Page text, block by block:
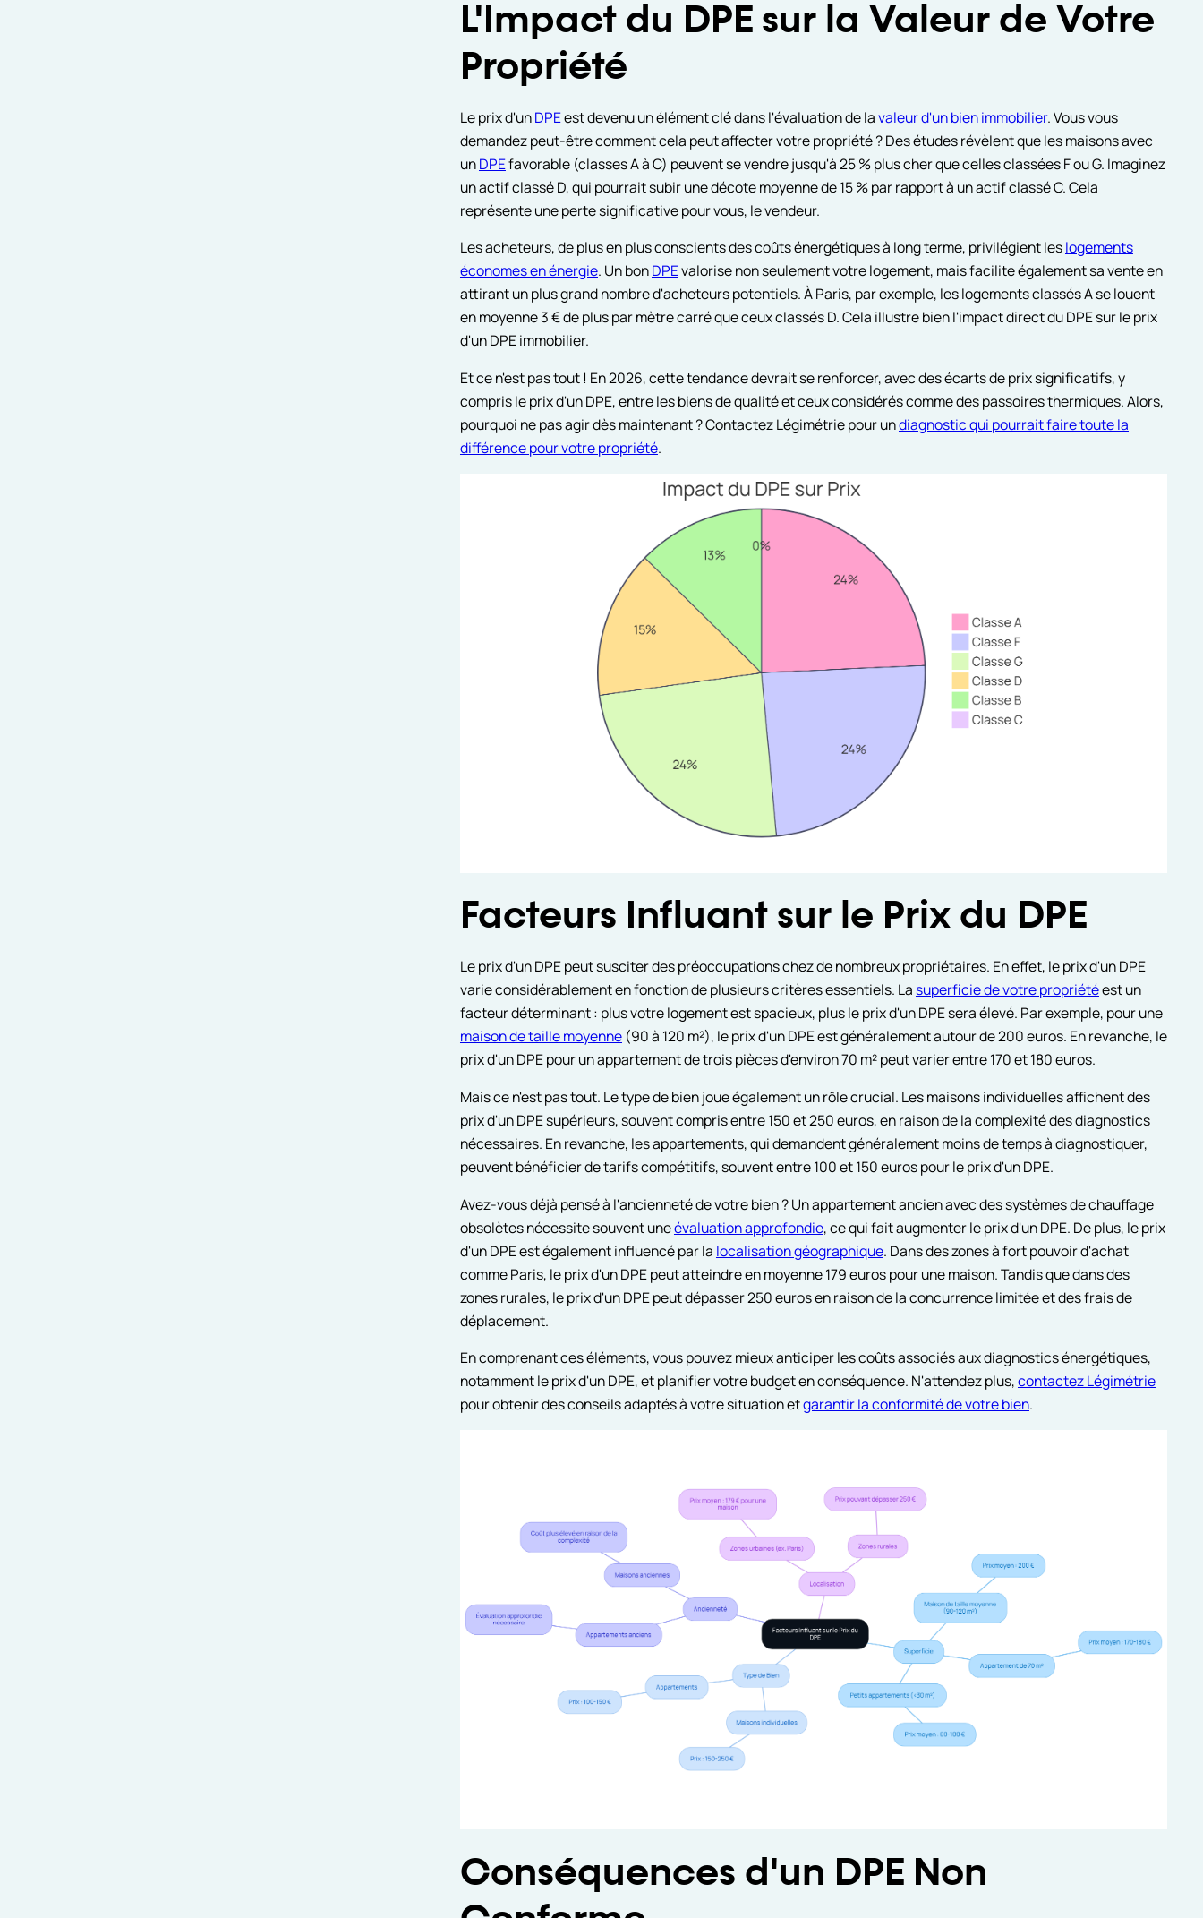
L'Impact du DPE sur la Valeur de Votre
Propriété
Le prix d'unDPEest devenu un élément clé dans l'évaluation de lavaleur d'un bien immobilier. Vous vous
demandez peut-être comment cela peut affecter votre propriété ? Des études révèlent que les maisons avec
unDPEfavorable (classes A à C) peuvent se vendre jusqu'à 25 % plus cher que celles classées F ou G. Imaginez
un actif classé D, qui pourrait subir une décote moyenne de 15 % par rapport à un actif classé C. Cela
représente une perte significative pour vous, le vendeur.
Les acheteurs, de plus en plus conscients des coûts énergétiques à long terme, privilégient leslogements
économes en énergie. Un bonDPEvalorise non seulement votre logement, mais facilite également sa vente en
attirant un plus grand nombre d'acheteurs potentiels. À Paris, par exemple, les logements classés A se louent
en moyenne 3 € de plus par mètre carré que ceux classés D. Cela illustre bien l'impact direct du DPE sur le prix
d'un DPE immobilier.
Et ce n'est pas tout ! En 2026, cette tendance devrait se renforcer, avec des écarts de prix significatifs, y
compris le prix d'un DPE, entre les biens de qualité et ceux considérés comme des passoires thermiques. Alors,
pourquoi ne pas agir dès maintenant ? Contactez Légimétrie pour undiagnostic qui pourrait faire toute la
différence pour votre propriété.
Facteurs Influant sur le Prix du DPE
Le prix d'un DPE peut susciter des préoccupations chez de nombreux propriétaires. En effet, le prix d'un DPE
varie considérablement en fonction de plusieurs critères essentiels. Lasuperficie de votre propriétéest un
facteur déterminant : plus votre logement est spacieux, plus le prix d'un DPE sera élevé. Par exemple, pour une
maison de taille moyenne(90 à 120 m²), le prix d'un DPE est généralement autour de 200 euros. En revanche, le
prix d'un DPE pour un appartement de trois pièces d'environ 70 m² peut varier entre 170 et 180 euros.
Mais ce n'est pas tout. Le type de bien joue également un rôle crucial. Les maisons individuelles affichent des
prix d'un DPE supérieurs, souvent compris entre 150 et 250 euros, en raison de la complexité des diagnostics
nécessaires. En revanche, les appartements, qui demandent généralement moins de temps à diagnostiquer,
peuvent bénéficier de tarifs compétitifs, souvent entre 100 et 150 euros pour le prix d'un DPE.
Avez-vous déjà pensé à l'ancienneté de votre bien ? Un appartement ancien avec des systèmes de chauffage
obsolètes nécessite souvent uneévaluation approfondie, ce qui fait augmenter le prix d'un DPE. De plus, le prix
d'un DPE est également influencé par la localisation géographique. Dans des zones à fort pouvoir d'achat
comme Paris, le prix d'un DPE peut atteindre en moyenne 179 euros pour une maison. Tandis que dans des
zones rurales, le prix d'un DPE peut dépasser 250 euros en raison de la concurrence limitée et des frais de
déplacement.
En comprenant ces éléments, vous pouvez mieux anticiper les coûts associés aux diagnostics énergétiques,
notamment le prix d'un DPE, et planifier votre budget en conséquence. N'attendez plus,contactez Légimétrie
pour obtenir des conseils adaptés à votre situation etgarantir la conformité de votre bien.
Conséquences d'un DPE Non